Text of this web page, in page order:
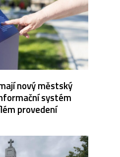
nový městský
systém
provedení